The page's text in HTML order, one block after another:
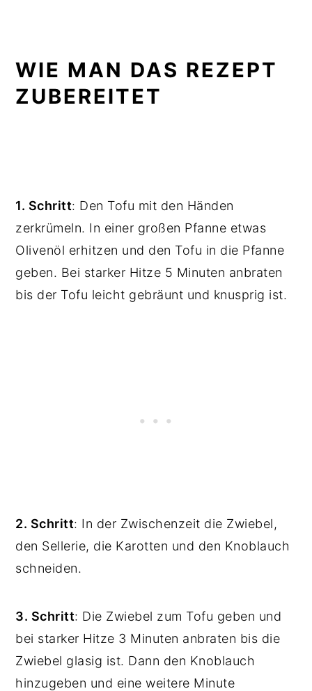
WIE MAN DAS REZEPT
ZUBEREITET
1. Schritt: Den Tofu mit den Händen
zerkrümeln. In einer großen Pfanne etwas
Olivenöl erhitzen und den Tofu in die Pfanne
geben. Bei starker Hitze 5 Minuten anbraten
bis der Tofu leicht gebräunt und knusprig ist.
2. Schritt: In der Zwischenzeit die Zwiebel,
den Sellerie, die Karotten und den Knoblauch
schneiden.
3. Schritt: Die Zwiebel zum Tofu geben und
bei starker Hitze 3 Minuten anbraten bis die
Zwiebel glasig ist. Dann den Knoblauch
hinzugeben und eine weitere Minute